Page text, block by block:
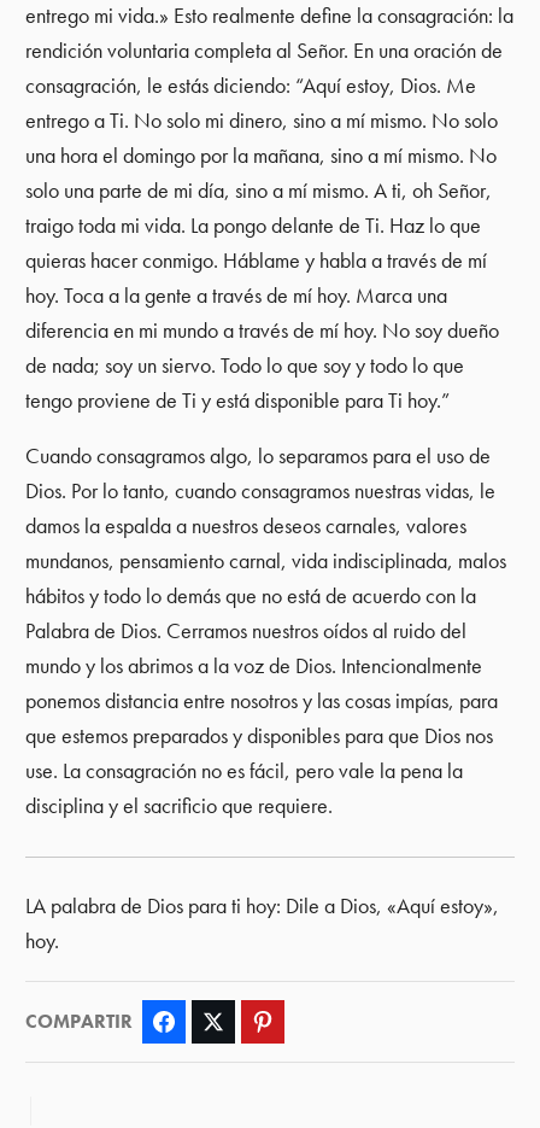
entrego mi vida.» Esto realmente define la consagración: la
rendición voluntaria completa al Señor. En una oración de
consagración, le estás diciendo: “Aquí estoy, Dios. Me
entrego a Ti. No solo mi dinero, sino a mí mismo. No solo
una hora el domingo por la mañana, sino a mí mismo. No
solo una parte de mi día, sino a mí mismo. A ti, oh Señor,
traigo toda mi vida. La pongo delante de Ti. Haz lo que
quieras hacer conmigo. Háblame y habla a través de mí
hoy. Toca a la gente a través de mí hoy. Marca una
diferencia en mi mundo a través de mí hoy. No soy dueño
de nada; soy un siervo. Todo lo que soy y todo lo que
tengo proviene de Ti y está disponible para Ti hoy.”
Cuando consagramos algo, lo separamos para el uso de
Dios. Por lo tanto, cuando consagramos nuestras vidas, le
damos la espalda a nuestros deseos carnales, valores
mundanos, pensamiento carnal, vida indisciplinada, malos
hábitos y todo lo demás que no está de acuerdo con la
Palabra de Dios. Cerramos nuestros oídos al ruido del
mundo y los abrimos a la voz de Dios. Intencionalmente
ponemos distancia entre nosotros y las cosas impías, para
que estemos preparados y disponibles para que Dios nos
use. La consagración no es fácil, pero vale la pena la
disciplina y el sacrificio que requiere.
LA palabra de Dios para ti hoy: Dile a Dios, «Aquí estoy»,
hoy.
COMPARTIR Facebook Twitter